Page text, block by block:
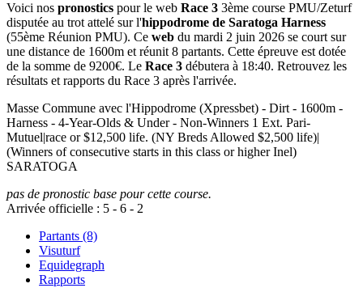
Voici nos pronostics pour le web Race 3 3ème course PMU/Zeturf
disputée au trot attelé sur l'hippodrome de Saratoga Harness
(55ème Réunion PMU). Ce web du mardi 2 juin 2026 se court sur
une distance de 1600m et réunit 8 partants. Cette épreuve est dotée
de la somme de 9200€. Le Race 3 débutera à 18:40. Retrouvez les
résultats et rapports du Race 3 après l'arrivée.
Masse Commune avec l'Hippodrome (Xpressbet) - Dirt - 1600m -
Harness - 4-Year-Olds & Under - Non-Winners 1 Ext. Pari-
Mutuel|race or $12,500 life. (NY Breds Allowed $2,500 life)|
(Winners of consecutive starts in this class or higher Inel)
SARATOGA
pas de pronostic base pour cette course.
Arrivée officielle : 5 - 6 - 2
Partants (8)
Visuturf
Equidegraph
Rapports